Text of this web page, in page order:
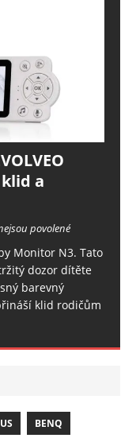
a
povolené
Monitor N3. Tato
dozor dítěte
barevný
klid rodičům
BENQ